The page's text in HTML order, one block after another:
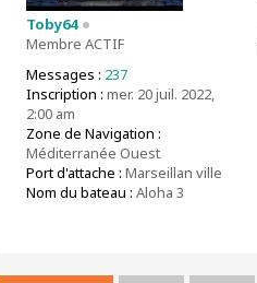
Toby64
Membre ACTIF
Messages : 237
Inscription : mer. 20 juil. 2022,
2:00 am
Zone de Navigation :
Méditerranée Ouest
Port d'attache : Marseillan ville
Nom du bateau : Aloha 3